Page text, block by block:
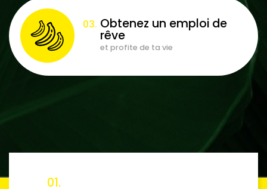
Obtenez un emploi de
rêve
et profite de ta vie
01.